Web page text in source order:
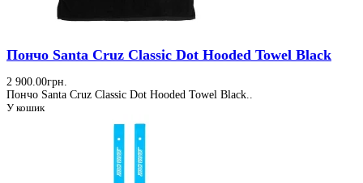
Пончо Santa Cruz Classic Dot Hooded Towel Black
2 900.00грн.
Пончо Santa Cruz Classic Dot Hooded Towel Black..
У кошик